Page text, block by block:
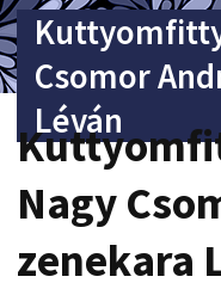
Csomor
Léván
Nagy
zenekara